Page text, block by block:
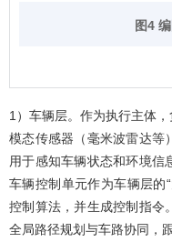
图4
1）车辆层。作为执行主体
模态传感器（毫米波雷达等
用于感知车辆状态和环境信
车辆控制单元作为车辆层的
控制算法，并生成控制指令
全局路径规划与车路协同，